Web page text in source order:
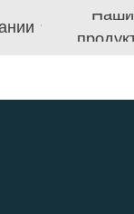
продукты